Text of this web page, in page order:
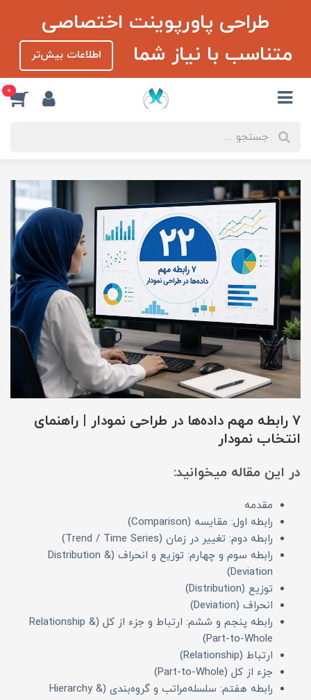
طراحی پاورپوینت اختصاصی
متناسب با نیاز شما
اطلاعات بیش‌تر
0
۷ رابطه مهم داده‌ها در طراحی نمودار | راهنمای
انتخاب نمودار
در این مقاله میخوانید:
مقدمه
رابطه اول: مقایسه (Comparison)
رابطه دوم: تغییر در زمان (Trend / Time Series)
رابطه سوم و چهارم: توزیع و انحراف (Distribution &
Deviation)
توزیع (Distribution)
انحراف (Deviation)
رابطه پنجم و ششم: ارتباط و جزء از کل (Relationship &
Part-to-Whole)
ارتباط (Relationship)
جزء از کل (Part-to-Whole)
رابطه هفتم: سلسله‌مراتب و گروه‌بندی (Hierarchy &